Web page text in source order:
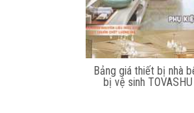
Bảng giá thiết bị nhà
bị vệ sinh